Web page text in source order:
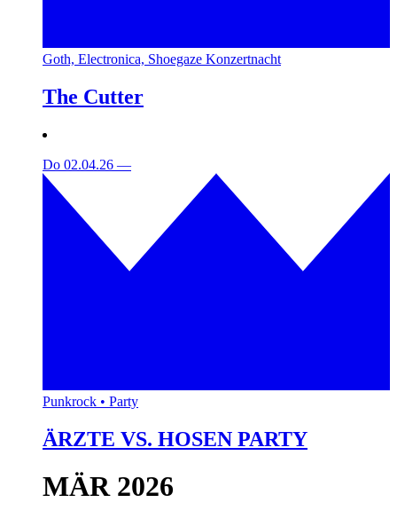
Goth, Electronica, Shoegaze Konzertnacht
The Cutter
Do 02.04.26 —
Punkrock • Party
ÄRZTE VS. HOSEN PARTY
MÄR 2026